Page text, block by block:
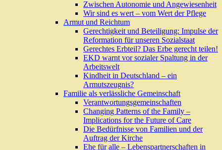
Zwischen Autonomie und Angewiesenheit
Wir sind es wert – vom Wert der Pflege
Armut und Reichtum
Gerechtigkeit und Beteiligung: Impulse der
Reformation für unseren Sozialstaat
Gerechtes Erbteil? Das Erbe gerecht teilen!
EKD warnt vor sozialer Spaltung in der
Arbeitswelt
Kindheit in Deutschland – ein
Armutszeugnis?
Familie als verlässliche Gemeinschaft
Verantwortungsgemeinschaften
Changing Patterns of the Family –
Implications for the Future of Care
Die Bedürfnisse von Familien und der
Auftrag der Kirche
Ehe für alle – Lebenspartnerschaften in